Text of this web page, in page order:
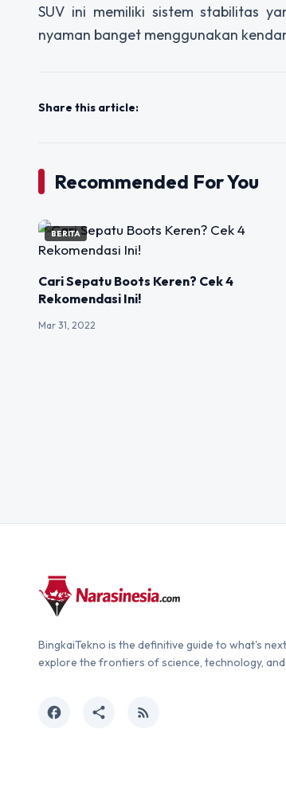
SUV ini memiliki sistem stabilitas
nyaman banget menggunakan
Share this article:
Recommended For You
BERITA
Cari Sepatu Boots Keren? Cek 4
Rekomendasi Ini!
Mar 31, 2022
BingkaiTekno is the definitive guide to what's
explore the frontiers of science, technology, and
facebook share rss_feed